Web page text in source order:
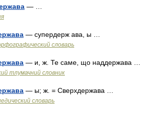
— …
— супердерж ава, ы …
словарь
— и, ж. Те саме, що наддержава …
тлумачний словник
— ы; ж. = Сверхдержава …
словарь